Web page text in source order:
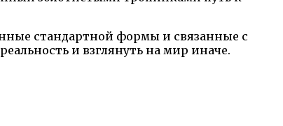
стандартной формы и связанные с
и взглянуть на мир иначе.